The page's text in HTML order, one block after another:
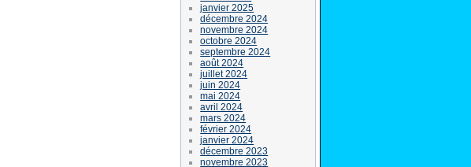
janvier 2025
décembre 2024
novembre 2024
octobre 2024
septembre 2024
août 2024
juillet 2024
juin 2024
mai 2024
avril 2024
mars 2024
février 2024
janvier 2024
décembre 2023
novembre 2023